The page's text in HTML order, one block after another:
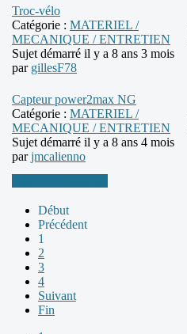
Troc-vélo
Catégorie : MATERIEL /
MECANIQUE / ENTRETIEN
Sujet démarré il y a 8 ans 3 mois
par gillesF78
Capteur power2max NG
Catégorie : MATERIEL /
MECANIQUE / ENTRETIEN
Sujet démarré il y a 8 ans 4 mois
parjmcalienno
Début
Précédent
1
2
3
4
Suivant
Fin